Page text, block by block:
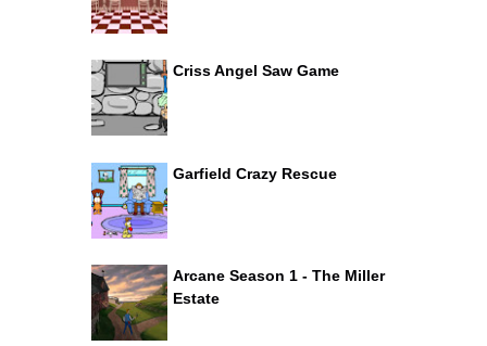
Criss Angel Saw Game
Garfield Crazy Rescue
Arcane Season 1 - The Miller
Estate